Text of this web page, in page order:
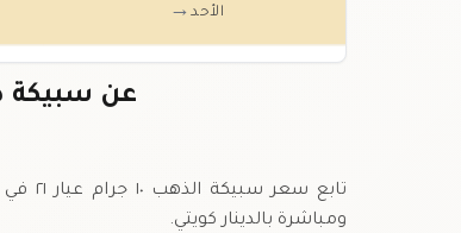
الأحد→
عن سبيكة ذهب ١٠ جرام عيار
ومباشرة بالدينار كويتي.